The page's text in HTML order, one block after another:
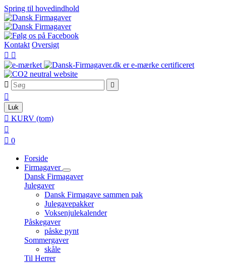
Spring til hovedindhold
Kontakt Oversigt
 
 

Luk
 KURV (tom)

 0
Forside
Firmagaver
Dansk Firmagaver
Julegaver
Dansk Firmagave sammen pak
Julegavepakker
Voksenjulekalender
Påskegaver
påske pynt
Sommergaver
skåle
Til Herrer